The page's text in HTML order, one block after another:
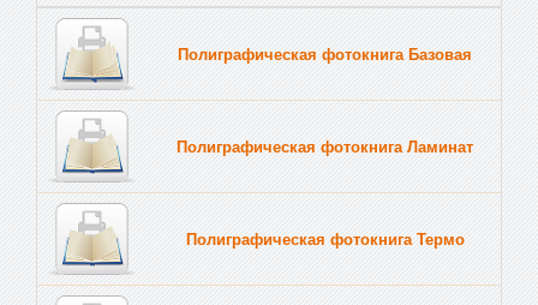
Полиграфическая фотокнига Базовая
Полиграфическая фотокнига Ламинат
Полиграфическая фотокнига Термо